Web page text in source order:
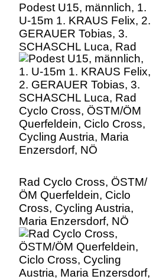
Podest U15, männlich, 1.
U-15m 1. KRAUS Felix, 2.
GERAUER Tobias, 3.
SCHASCHL Luca, Rad
Cyclo Cross, ÖSTM/ÖM
Querfeldein, Ciclo Cross,
Cycling Austria, Maria
Enzersdorf, NÖ
Rad Cyclo Cross, ÖSTM/
ÖM Querfeldein, Ciclo
Cross, Cycling Austria,
Maria Enzersdorf, NÖ